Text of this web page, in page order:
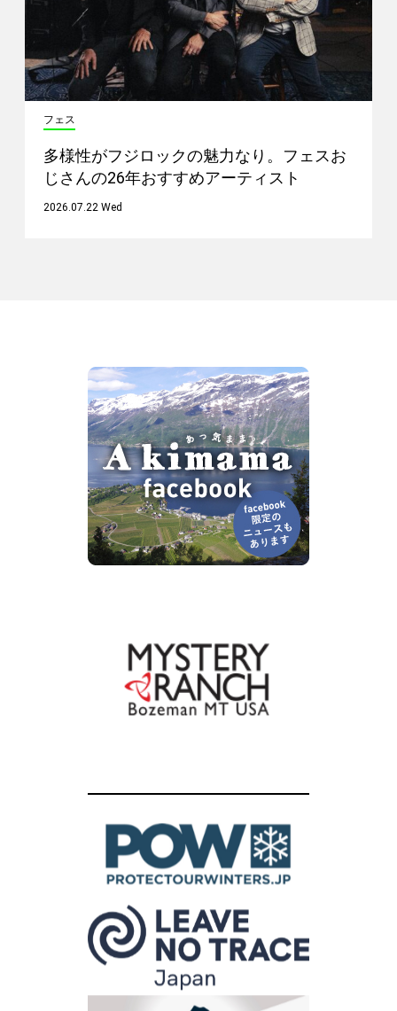
フェス
多様性がフジロックの魅力なり。フェスお
じさんの26年おすすめアーティスト
2026.07.22 Wed